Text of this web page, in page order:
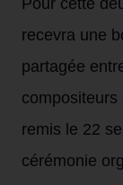
Pour cette
recevra une
partagée
remis le 22
cérémonie